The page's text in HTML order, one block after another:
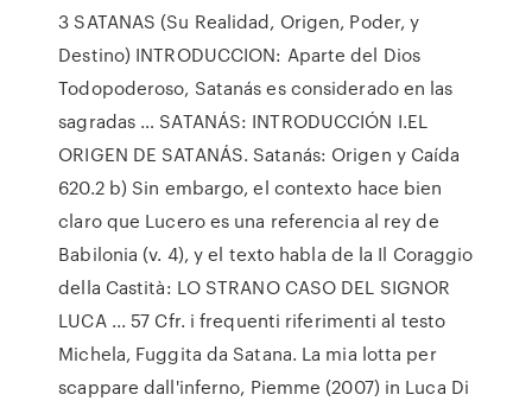
3 SATANAS (Su Realidad, Origen, Poder, y
Destino) INTRODUCCION: Aparte del Dios
Todopoderoso, Satanás es considerado en las
sagradas … SATANÁS: INTRODUCCIÓN I.EL
ORIGEN DE SATANÁS. Satanás: Origen y Caída
620.2 b) Sin embargo, el contexto hace bien
claro que Lucero es una referencia al rey de
Babilonia (v. 4), y el texto habla de la Il Coraggio
della Castità: LO STRANO CASO DEL SIGNOR
LUCA ... 57 Cfr. i frequenti riferimenti al testo
Michela, Fuggita da Satana. La mia lotta per
scappare dall'inferno, Piemme (2007) in Luca Di